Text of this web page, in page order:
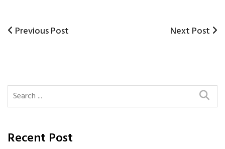
Post
Previous
Previous Post
Next
Next Post
Recent Post